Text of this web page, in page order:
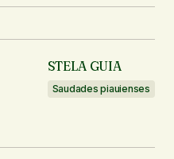
STELA GUIA
Saudades piauienses